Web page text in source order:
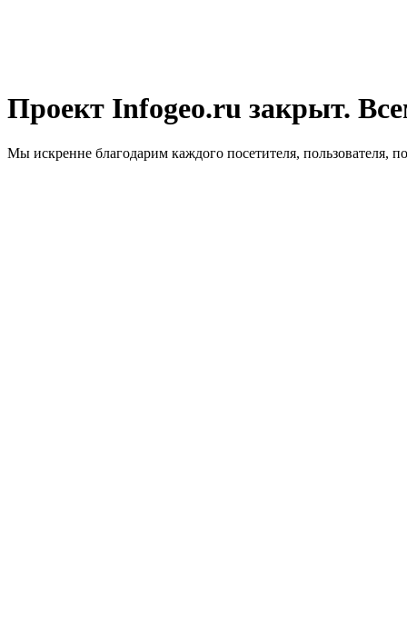
Проект Infogeo.ru закрыт.
Мы искренне благодарим каждого посетителя, пользователя,